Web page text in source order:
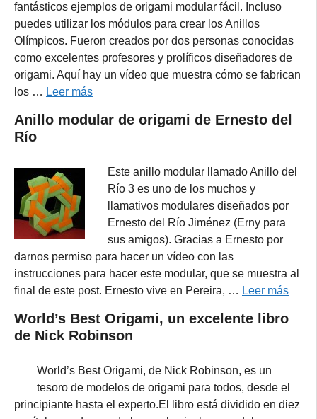
fantásticos ejemplos de origami modular fácil. Incluso
puedes utilizar los módulos para crear los Anillos
Olímpicos. Fueron creados por dos personas conocidas
como excelentes profesores y prolíficos diseñadores de
origami. Aquí hay un vídeo que muestra cómo se fabrican
los … Leer más
Anillo modular de origami de Ernesto del
Río
Este anillo modular llamado Anillo del
Río 3 es uno de los muchos y
llamativos modulares diseñados por
Ernesto del Río Jiménez (Erny para
sus amigos). Gracias a Ernesto por
darnos permiso para hacer un vídeo con las
instrucciones para hacer este modular, que se muestra al
final de este post. Ernesto vive en Pereira, … Leer más
World’s Best Origami, un excelente libro
de Nick Robinson
World’s Best Origami, de Nick Robinson, es un
tesoro de modelos de origami para todos, desde el
principiante hasta el experto.El libro está dividido en diez